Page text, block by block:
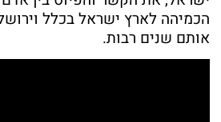
הכמיהה לארץ ישראל בכלל
אותם שנים רבות.